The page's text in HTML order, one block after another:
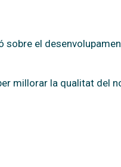
sobre el
millorar la qualitat del